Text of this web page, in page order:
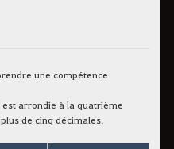
une compétence
arrondie à la quatrième
de cinq décimales.